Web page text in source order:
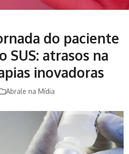
do paciente
SUS: atrasos na
inovadoras
Abrale na Mídia